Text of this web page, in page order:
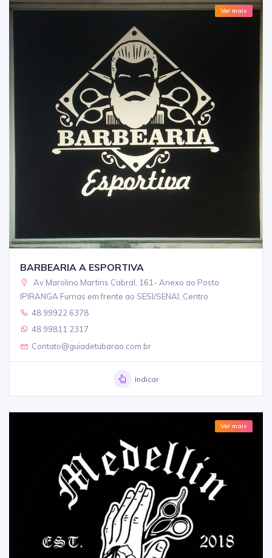
Ver mais
BARBEARIA A ESPORTIVA
Av Marolino Martins Cabral, 161- Anexo ao Posto
IPIRANGA Furnas em frente ao SESI/SENAI, Centro
48 99922 6378
48 99811 2317
Contato@guiadetubarao.com.br
Indicar
Ver mais